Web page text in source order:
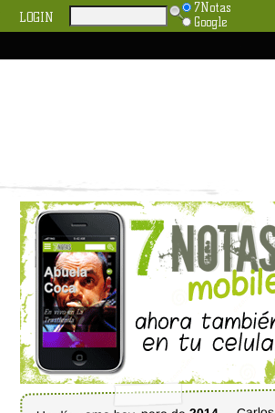
LOGIN
7Notas
Google